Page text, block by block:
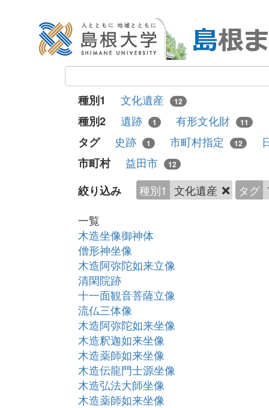
種別1 文化遺産 12
種別2 遺跡 1 有形文化財 11
タグ 史跡 1 市町村指定 12
市町村
益田市 12
絞り込み 種別1 文化遺産 タグ
一覧
木造坐像御神体
僧形神坐像
木造阿弥陀如来立像
清閑院跡
十一面観音菩薩立像
流仏三体像
木造阿弥陀如来坐像
木造釈迦如来坐像
木造薬師如来坐像
木造伝龍門士源坐像
木造弘法大師坐像
木造薬師如来坐像